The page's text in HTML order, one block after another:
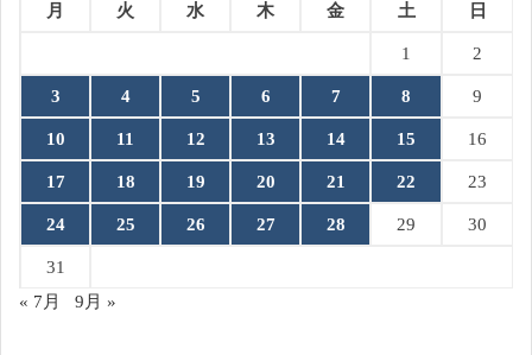
月 火 水 木 金 土 日
1 2
3 4 5 6 7 8 9
10 11 12 13 14 15 16
17 18 19 20 21 22 23
24 25 26 27 28 29 30
31
« 7月
9月 »